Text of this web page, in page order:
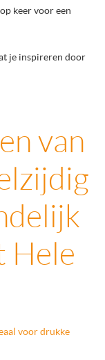
keer voor een
je inspireren door
van
Hele
voor drukke